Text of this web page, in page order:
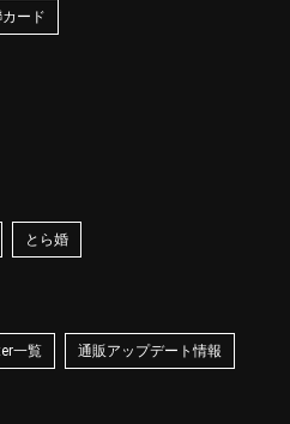
ード
とら婚
一覧 通販アップデート情報